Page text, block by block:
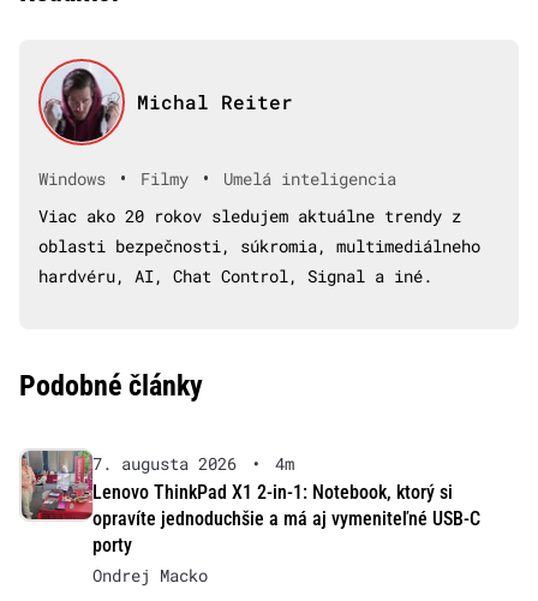
Michal Reiter
Windows • Filmy •
Umelá inteligencia
Viac ako 20 rokov sledujem aktuálne trendy z
oblasti bezpečnosti, súkromia, multimediálneho
hardvéru, AI, Chat Control, Signal a iné.
Podobné články
7. augusta 2026 •
4m
Lenovo ThinkPad X1 2-in-1: Notebook, ktorý si
opravíte jednoduchšie a má aj vymeniteľné USB-C
porty
Ondrej Macko